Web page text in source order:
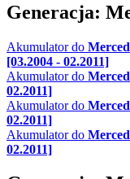
Generacja:
Akumulator do
[03.2004 - 02.2011]
Akumulator do
02.2011]
Akumulator do
02.2011]
Akumulator do
02.2011]